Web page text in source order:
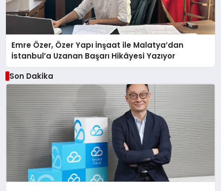
Emre Özer, Özer Yapı İnşaat ile Malatya’dan
İstanbul’a Uzanan Başarı Hikâyesi Yazıyor
Son Dakika